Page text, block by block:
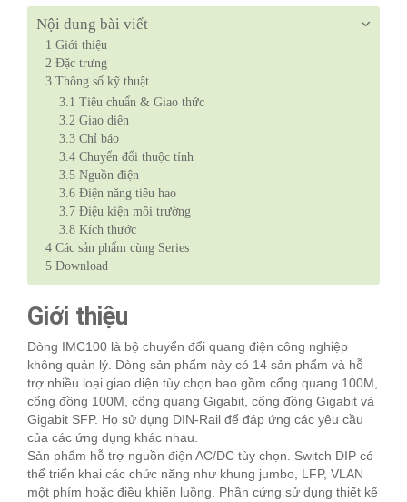
Nội dung bài viết
1 Giới thiệu
2 Đặc trưng
3 Thông số kỹ thuật
3.1 Tiêu chuẩn & Giao thức
3.2 Giao diện
3.3 Chỉ báo
3.4 Chuyển đổi thuộc tính
3.5 Nguồn điện
3.6 Điện năng tiêu hao
3.7 Điệu kiện môi trường
3.8 Kích thước
4 Các sản phẩm cùng Series
5 Download
Giới thiệu
Dòng IMC100 là bộ chuyển đổi quang điện công nghiệp
không quản lý. Dòng sản phẩm này có 14 sản phẩm và hỗ
trợ nhiều loại giao diện tùy chọn bao gồm cổng quang 100M,
cổng đồng 100M, cổng quang Gigabit, cổng đồng Gigabit và
Gigabit SFP. Họ sử dụng DIN-Rail để đáp ứng các yêu cầu
của các ứng dụng khác nhau.
Sản phẩm hỗ trợ nguồn điện AC/DC tùy chọn. Switch DIP có
thể triển khai các chức năng như khung jumbo, LFP, VLAN
một phím hoặc điều khiển luồng. Phần cứng sử dụng thiết kế